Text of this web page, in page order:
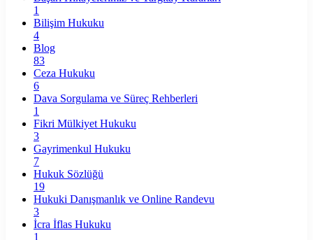
1
Bilişim Hukuku
4
Blog
83
Ceza Hukuku
6
Dava Sorgulama ve Süreç Rehberleri
1
Fikri Mülkiyet Hukuku
3
Gayrimenkul Hukuku
7
Hukuk Sözlüğü
19
Hukuki Danışmanlık ve Online Randevu
3
İcra İflas Hukuku
1